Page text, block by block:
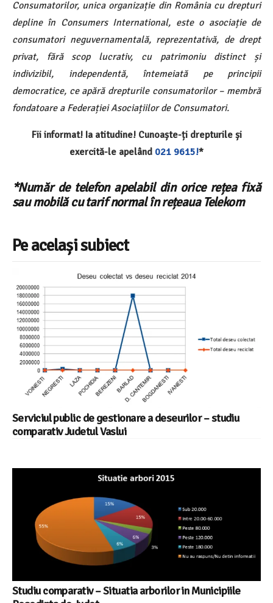
Consumatorilor, unica organizație din România cu drepturi
depline în Consumers International, este o asociație de
consumatori neguvernamentală, reprezentativă, de drept
privat, fără scop lucrativ, cu patrimoniu distinct și
indivizibil, independentă, întemeiată pe principii
democratice, ce apără drepturile consumatorilor – membră
fondatoare a Federației Asociațiilor de Consumatori.
Fii informat! Ia atitudine! Cunoaște-ți drepturile și
exercită-le apelând 021 9615!*
*Număr de telefon apelabil din orice rețea fixă
sau mobilă cu tarif normal în rețeaua Telekom
Pe același subiect
Serviciul public de gestionare a deseurilor – studiu
comparativ Judetul Vaslui
Studiu comparativ – Situatia arborilor in Municipiile